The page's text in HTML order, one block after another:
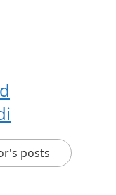
posts